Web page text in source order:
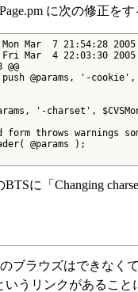
に次の修正をす
Mar  7 21:54:28 2005
Mar  4 22:03:30 2005
@params, '-cookie',
'-charset',
form throws warnings
@params );
BTSに「Changing
ブラウズはできなく
いうリンクがあるこ